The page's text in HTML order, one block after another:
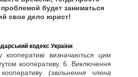
будет заниматься
свое дело юрист!
кодекс України
визначаються цим
кооперативу. 6. Виключення
(звільнення члена